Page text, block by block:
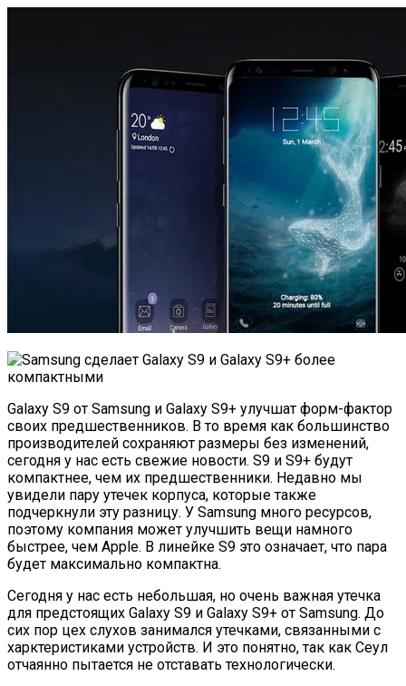
Galaxy S9 от Samsung и Galaxy S9+ улучшат форм-фактор
своих предшественников. В то время как большинство
производителей сохраняют размеры без изменений,
сегодня у нас есть свежие новости. S9 и S9+ будут
компактнее, чем их предшественники. Недавно мы
увидели пару утечек корпуса, которые также
подчеркнули эту разницу. У Samsung много ресурсов,
поэтому компания может улучшить вещи намного
быстрее, чем Apple. В линейке S9 это означает, что пара
будет максимально компактна.
Сегодня у нас есть небольшая, но очень важная утечка
для предстоящих Galaxy S9 и Galaxy S9+ от Samsung. До
сих пор цех слухов занимался утечками, связанными с
харктеристиками устройств. И это понятно, так как Сеул
отчаянно пытается не отставать технологически.